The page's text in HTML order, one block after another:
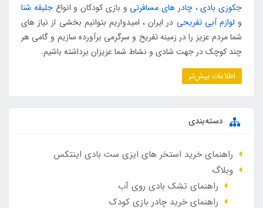
جکوزی بادی،چادر های مسافرتی و بازی کودکان و انواعجلیقه شنا
و لوازم آبی تفریحی در ایران ، امیدواریم بتوانیم بخشی از نیاز های
شما مردم عزیز را در زمینه تفریح و سرگرمی برآورده سازیم و گامی هر
چند کوچک در جهت شادی و نشاط شما عزیزان برداشته باشیم.
اطلاعات بیش‌تر
دسته‌بندی
راهنمای خرید استخر های ایزی ست بادی اینتکس
وبلاگ
راهنمای تشک بادی روی آب
راهنمای خرید چادر بازی کودک